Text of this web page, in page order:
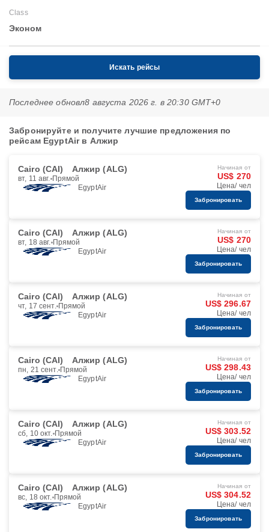
Class
Эконом
Искать рейсы
Последнее обновл8 августа 2026 г. в 20:30 GMT+0
Забронируйте и получите лучшие предложения по
рейсам EgyptAir в Алжир
Cairo (CAI) Алжир (ALG)
вт, 11 авг. Прямой
EgyptAir
Начиная от
US$ 270
Цена/ чел
Забронировать
Cairo (CAI) Алжир (ALG)
вт, 18 авг. Прямой
EgyptAir
Начиная от
US$ 270
Цена/ чел
Забронировать
Cairo (CAI) Алжир (ALG)
чт, 17 сент. Прямой
EgyptAir
Начиная от
US$ 296.67
Цена/ чел
Забронировать
Cairo (CAI) Алжир (ALG)
пн, 21 сент. Прямой
EgyptAir
Начиная от
US$ 298.43
Цена/ чел
Забронировать
Cairo (CAI) Алжир (ALG)
сб, 10 окт. Прямой
EgyptAir
Начиная от
US$ 303.52
Цена/ чел
Забронировать
Cairo (CAI) Алжир (ALG)
вс, 18 окт. Прямой
EgyptAir
Начиная от
US$ 304.52
Цена/ чел
Забронировать